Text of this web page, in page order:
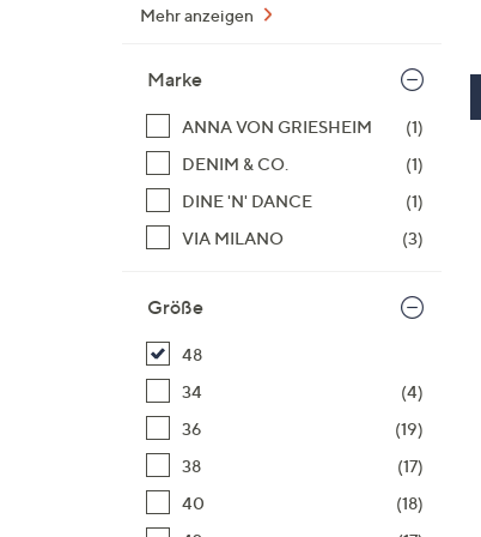
Mehr anzeigen
Marke
ANNA VON GRIESHEIM
(1)
DENIM & CO.
(1)
DINE 'N' DANCE
(1)
VIA MILANO
(3)
Größe
48
34
(4)
36
(19)
38
(17)
40
(18)